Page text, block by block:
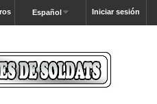
Iniciar sesión
Español